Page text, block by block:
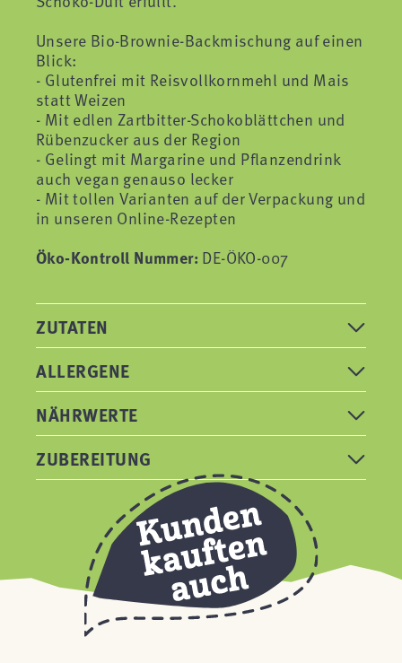
Unsere Bio-Brownie-Backmischung auf einen
Blick:
- Glutenfrei mit Reisvollkornmehl und Mais
statt Weizen
- Mit edlen Zartbitter-Schokoblättchen und
Rübenzucker aus der Region
- Gelingt mit Margarine und Pflanzendrink
auch vegan genauso lecker
- Mit tollen Varianten auf der Verpackung und
in unseren Online-Rezepten
Öko-Kontroll Nummer: DE-ÖKO-007
ZUTATEN
ALLERGENE
NÄHRWERTE
ZUBEREITUNG